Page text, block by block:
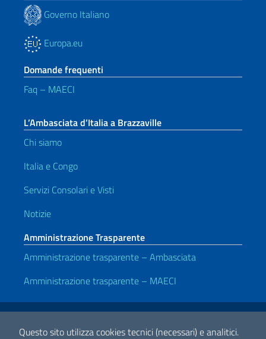
Questo sito utilizza cookies tecnici (necessari) e analitici.
Governo Italiano
Europa.eu
Domande frequenti
Faq – MAECI
L’Ambasciata d’Italia a Brazzaville
Chi siamo
Italia e Congo
Servizi Consolari e Visti
Notizie
Amministrazione Trasparente
Amministrazione trasparente – Ambasciata
Amministrazione trasparente – MAECI
Link Utili